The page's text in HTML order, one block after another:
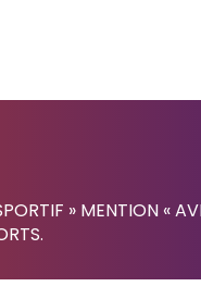
» MENTION «